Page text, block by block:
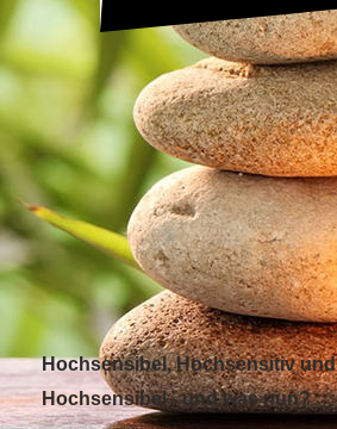
Hochsensibel, Hochsensitiv
Hochsensibel - und was nun?